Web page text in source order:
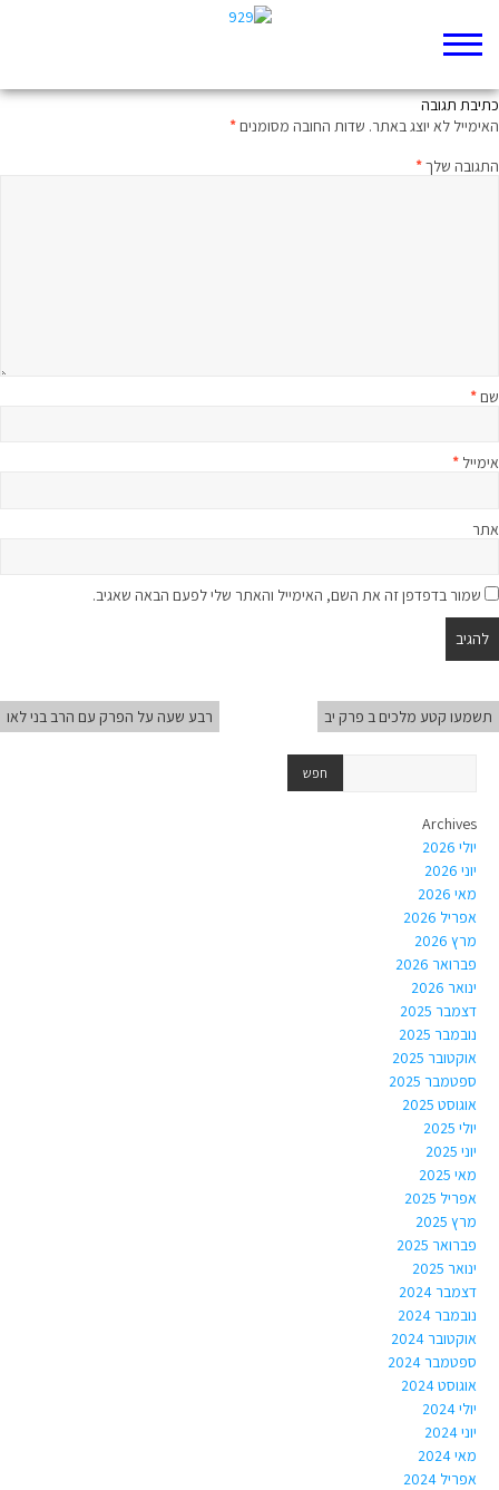
כתיבת תגובה
האימייל לא יוצג באתר. שדות החובה מסומנים*
התגובה שלך*
שם*
אימייל *
אתר
שמור בדפדפן זה את השם, האימייל והאתר שלי לפעם הבאה שאגיב.
תשמעו קטע מלכים ב פרק יב רבע שעה על הפרק עם הרב בני לאו
Archives
יולי 2026
יוני 2026
מאי 2026
אפריל 2026
מרץ 2026
פברואר 2026
ינואר 2026
דצמבר 2025
נובמבר 2025
אוקטובר 2025
ספטמבר 2025
אוגוסט 2025
יולי 2025
יוני 2025
מאי 2025
אפריל 2025
מרץ 2025
פברואר 2025
ינואר 2025
דצמבר 2024
נובמבר 2024
אוקטובר 2024
ספטמבר 2024
אוגוסט 2024
יולי 2024
יוני 2024
מאי 2024
אפריל 2024